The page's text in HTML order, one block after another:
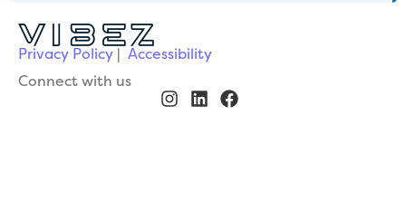
Privacy Policy
Accessibility
Connect with us